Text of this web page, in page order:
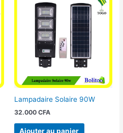
Lampadaire Solaire 90W
32.000 CFA
Ajouter au panier